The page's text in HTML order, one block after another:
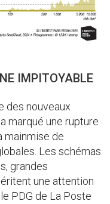
IMPITOYABLE
des nouveaux
marqué une rupture
mainmise de
Les schémas
grandes
une attention
PDG de La Poste